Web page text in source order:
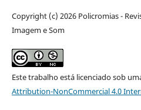
Copyright (c) 2026 Policromias -
Imagem e Som
Este trabalho está licenciado sob
Attribution-NonCommercial 4.0